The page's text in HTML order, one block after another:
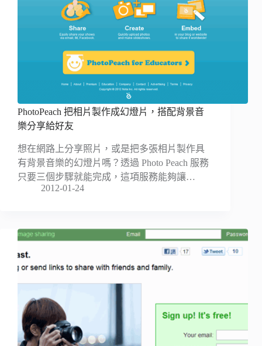
PhotoPeach 把相片製作成幻燈片，搭配背景音
樂分享給好友
想在網路上分享照片，或是把多張相片製作具
有背景音樂的幻燈片嗎？透過 Photo Peach 服務
只要三個步驟就能完成，這項服務能夠讓…
2012-01-24